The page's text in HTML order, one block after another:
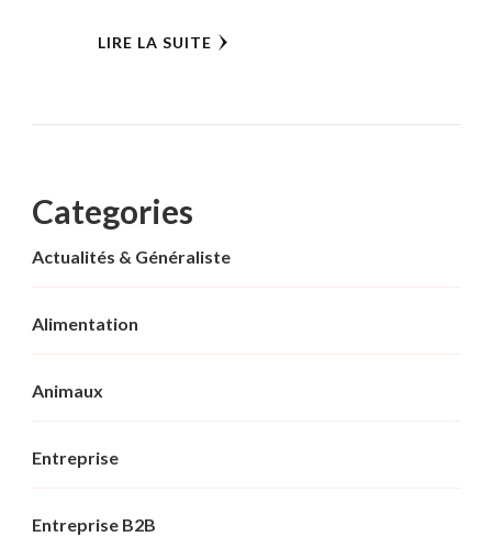
LIRE LA SUITE
Categories
Actualités & Généraliste
Alimentation
Animaux
Entreprise
Entreprise B2B